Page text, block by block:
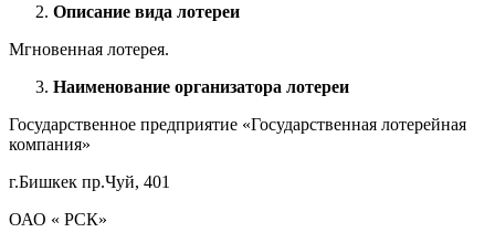
Описание вида лотереи
Мгновенная лотерея.
Наименование организатора лотереи
Государственное предприятие «Государственная лотерейная
компания»
г.Бишкек пр.Чуй, 401
ОАО « РСК»